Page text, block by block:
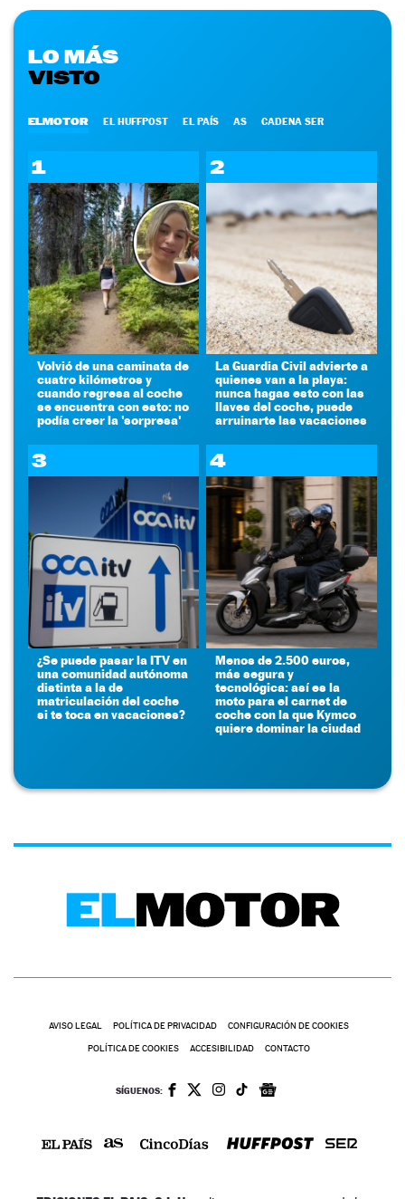
LO MÁS
VISTO
ELMOTOR EL HUFFPOST EL PAÍS AS CADENA SER
1
Volvió de una caminata de
cuatro kilómetros y
cuando regresa al coche
se encuentra con esto: no
podía creer la 'sorpresa'
2
La Guardia Civil advierte a
quienes van a la playa:
nunca hagas esto con las
llaves del coche, puede
arruinarte las vacaciones
3
¿Se puede pasar la ITV en
una comunidad autónoma
distinta a la de
matriculación del coche
si te toca en vacaciones?
4
Menos de 2.500 euros,
más segura y
tecnológica: así es la
moto para el carnet de
coche con la que Kymco
quiere dominar la ciudad
AVISO LEGAL POLÍTICA DE PRIVACIDAD CONFIGURACIÓN DE COOKIES
POLÍTICA DE COOKIES ACCESIBILIDAD CONTACTO
SÍGUENOS: